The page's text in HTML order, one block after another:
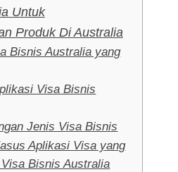
Untuk
Produk Di Australia
Bisnis Australia yang
Visa Bisnis
Jenis Visa Bisnis
Aplikasi Visa yang
Bisnis Australia